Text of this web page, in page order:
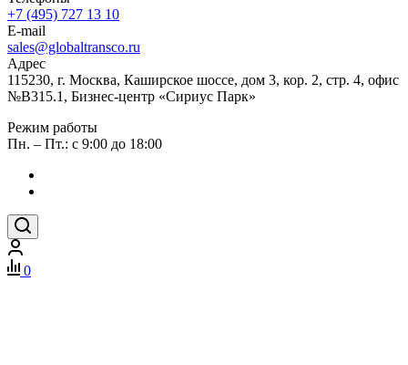
+7 (495) 727 13 10
E-mail
sales@globaltransco.ru
Адрес
115230, г. Москва, Каширское шоссе, дом 3, кор. 2, стр. 4, офис
№В315.1, Бизнес-центр «Сириус Парк»
Режим работы
Пн. – Пт.: с 9:00 до 18:00
0